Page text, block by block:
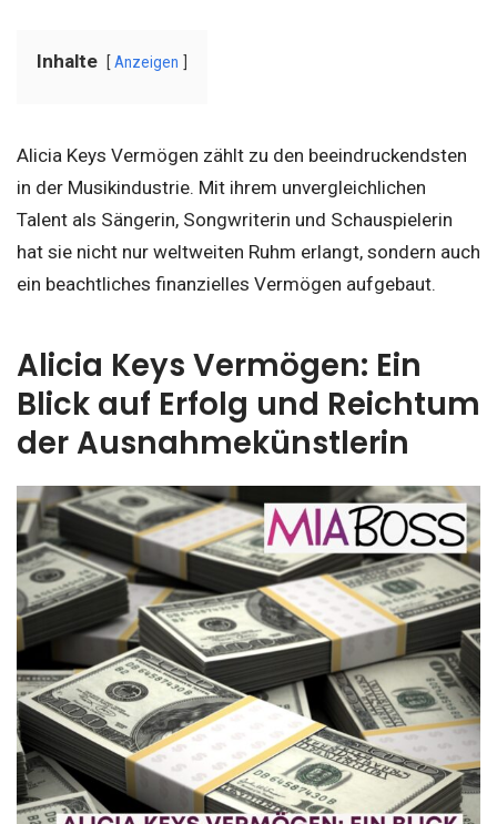
Inhalte Anzeigen
Alicia Keys Vermögen zählt zu den beeindruckendsten
in der Musikindustrie. Mit ihrem unvergleichlichen
Talent als Sängerin, Songwriterin und Schauspielerin
hat sie nicht nur weltweiten Ruhm erlangt, sondern auch
ein beachtliches finanzielles Vermögen aufgebaut.
Alicia Keys Vermögen: Ein
Blick auf Erfolg und Reichtum
der Ausnahmekünstlerin